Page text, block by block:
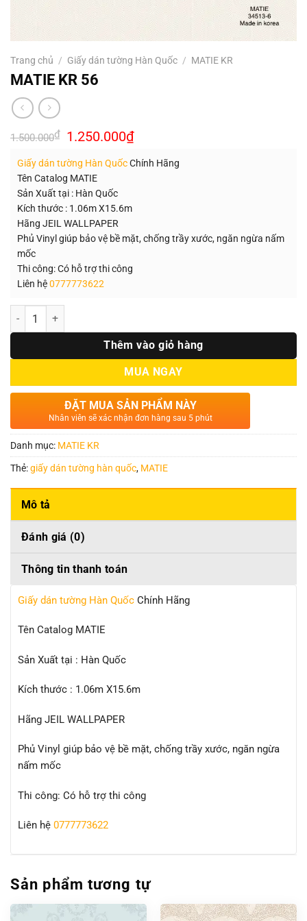
Trang chủ / Giấy dán tường Hàn Quốc / MATIE KR
MATIE KR 56
1.500.000₫ Giá
gốc
1.500.000₫.
1.250.000₫Giá
hiện
là:
Giấy dán tường Hàn QuốcChính Hãng
Tên Catalog MATIE
Sản Xuất tại : Hàn Quốc
Kích thước : 1.06m X15.6m
Hãng JEIL WALLPAPER
Phủ Vinyl giúp bảo vệ bề mặt, chống trầy xước, ngăn ngừa nấm
mốc
Thi công: Có hỗ trợ thi công
Liên hệ0777773622
Số lượng
Thêm vào giỏ hàng
MUA NGAY
ĐẶT MUA SẢN PHẨM NÀY
Nhân viên sẽ xác nhận đơn hàng sau 5 phút
Danh mục: MATIE KR
Thẻ:giấy dán tường hàn quốc, MATIE
Mô tả
Đánh giá (0)
Thông tin thanh toán
Giấy dán tường Hàn Quốc Chính Hãng
Tên Catalog MATIE
Sản Xuất tại : Hàn Quốc
Kích thước : 1.06m X15.6m
Hãng JEIL WALLPAPER
Phủ Vinyl giúp bảo vệ bề mặt, chống trầy xước, ngăn ngừa
nấm mốc
Thi công: Có hỗ trợ thi công
Liên hệ 0777773622
Sản phẩm tương tự